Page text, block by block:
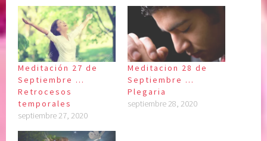
Meditación 27 de
Septiembre …
Retrocesos
temporales
septiembre 27, 2020
Meditacion 28 de
Septiembre …
Plegaria
septiembre 28, 2020